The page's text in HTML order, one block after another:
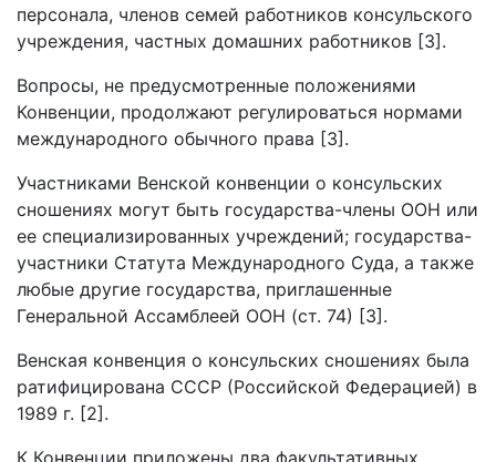
персонала, членов семей работников консульского
учреждения, частных домашних работников [3].
Вопросы, не предусмотренные положениями
Конвенции, продолжают регулироваться нормами
международного обычного права [3].
Участниками Венской конвенции о консульских
сношениях могут быть государства-члены ООН или
ее специализированных учреждений; государства-
участники Статута Международного Суда, а также
любые другие государства, приглашенные
Генеральной Ассамблеей ООН (ст. 74) [3].
Венская конвенция о консульских сношениях была
ратифицирована СССР (Российской Федерацией) в
1989 г. [2].
К Конвенции приложены два факультативных